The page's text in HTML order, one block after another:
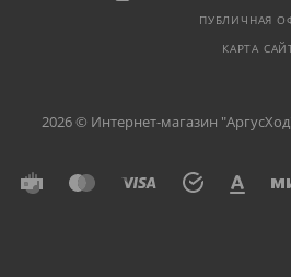
ПУБЛИЧНАЯ
КАРТА
2026 © Интернет-магазин